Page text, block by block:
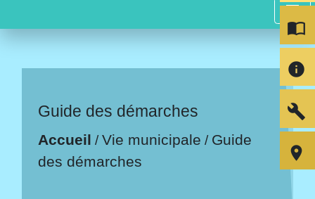
menu
Guide des démarches
Accueil /Vie municipale / Guide
des démarches
import_contacts
info
build
room